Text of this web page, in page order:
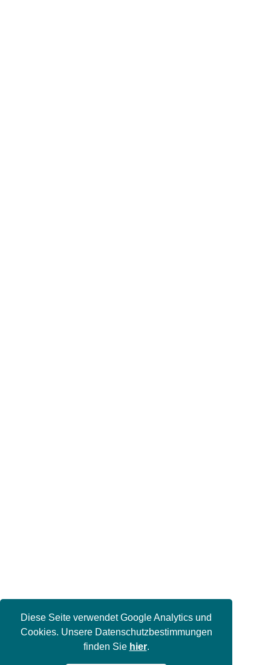
Diese Seite verwendet Google Analytics und
Cookies. Unsere Datenschutzbestimmungen
finden Sie hier.